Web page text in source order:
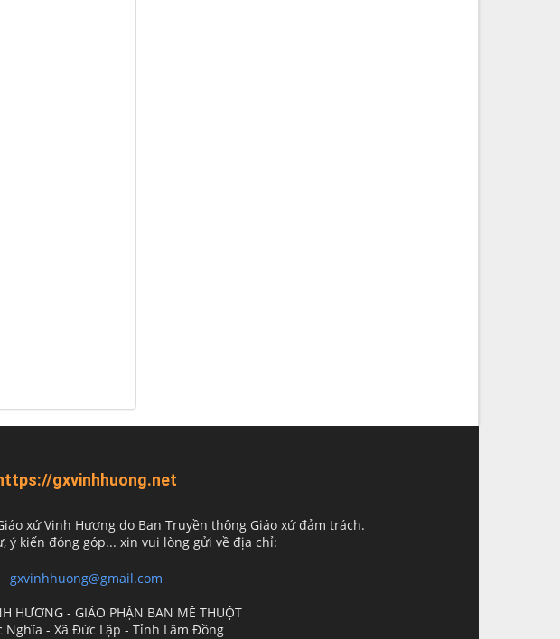
gxvinhhuong.net
xứ Vinh Hương do Ban Truyền thông Giáo xứ đảm trách.
ý kiến đóng góp... xin vui lòng gửi về địa chỉ:
gxvinhhuong@gmail.com
HƯƠNG - GIÁO PHẬN BAN MÊ THUỘT
Nghĩa - Xã Đức Lập - Tỉnh Lâm Đồng